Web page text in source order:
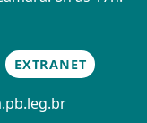
EXTRANET